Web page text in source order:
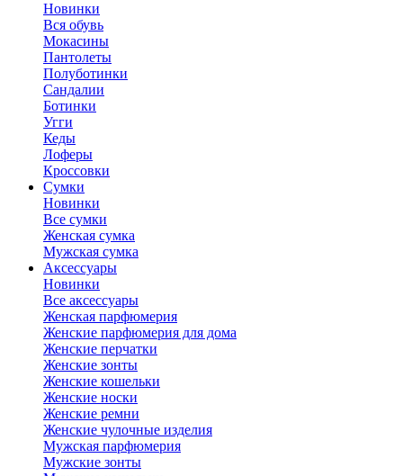
Новинки
Вся обувь
Мокасины
Пантолеты
Полуботинки
Сандалии
Ботинки
Угги
Кеды
Лоферы
Кроссовки
Сумки
Новинки
Все сумки
Женская сумка
Мужская сумка
Аксессуары
Новинки
Все аксессуары
Женская парфюмерия
Женские парфюмерия для дома
Женские перчатки
Женские зонты
Женские кошельки
Женские носки
Женские ремни
Женские чулочные изделия
Мужская парфюмерия
Мужские зонты